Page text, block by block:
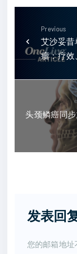
Previous
艾沙妥
瘤：疗
头颈鳞癌同
发表回
您的邮箱地址